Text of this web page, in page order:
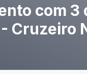
com
Cruzeiro